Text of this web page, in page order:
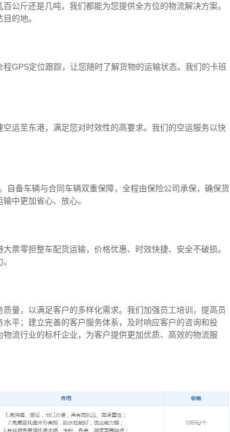
公斤还是几吨，我们都能为您提供全方位的物流解决方案。
的地。
GPS定位跟踪，让您随时了解货物的运输状态。我们的卡班
运至东港，满足您对时效性的高要求。我们的空运服务以快
备车辆与合同车辆双重保障，全程由保险公司承保，确保货
中更加省心、放心。
票零担整车配货运输，价格优惠、时效快捷、安全不破损。
量，以满足客户的多样化需求。我们加强员工培训，提高员
平；建立完善的客户服务体系，及时响应客户的咨询和投
流行业的标杆企业，为客户提供更加优质、高效的物流服